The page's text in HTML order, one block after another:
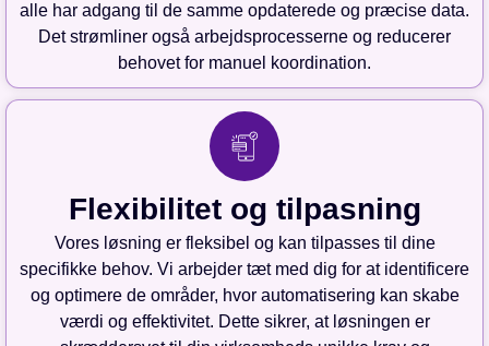
alle har adgang til de samme opdaterede og præcise data.
Det strømliner også arbejdsprocesserne og reducerer
behovet for manuel koordination.
Flexibilitet og tilpasning
Vores løsning er fleksibel og kan tilpasses til dine
specifikke behov. Vi arbejder tæt med dig for at identificere
og optimere de områder, hvor automatisering kan skabe
værdi og effektivitet. Dette sikrer, at løsningen er